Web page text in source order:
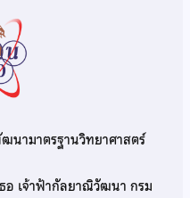
นามาตรฐานวิทยาศาสตร์
อ เจ้าฟ้ากัลยาณิวัฒนา กรม